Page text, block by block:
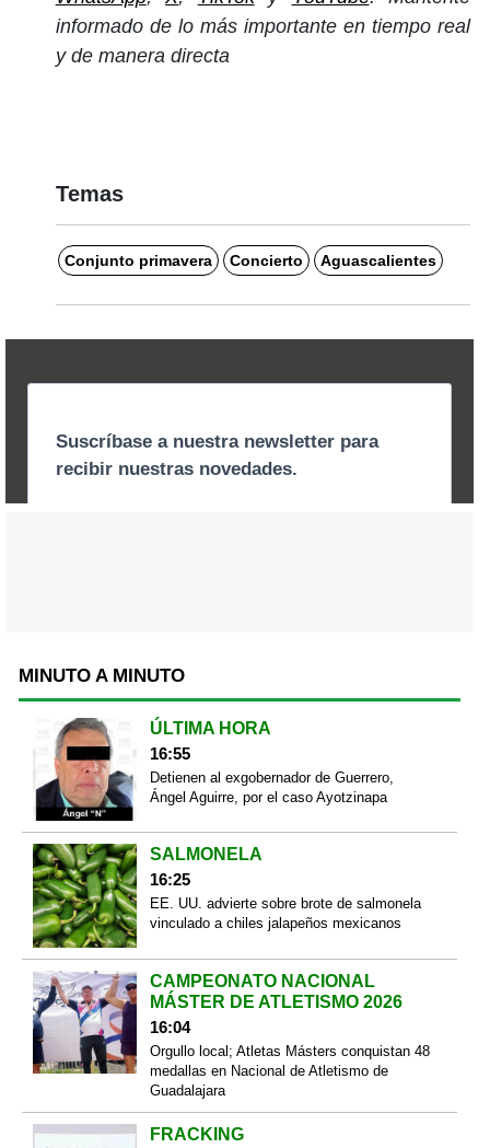
informado de lo más importante en tiempo real
y de manera directa
Temas
Conjunto primavera Concierto Aguascalientes
MINUTO A MINUTO
ÚLTIMA HORA
16:55
Detienen al exgobernador de Guerrero,
Ángel Aguirre, por el caso Ayotzinapa
SALMONELA
16:25
EE. UU. advierte sobre brote de salmonela
vinculado a chiles jalapeños mexicanos
CAMPEONATO NACIONAL
MÁSTER DE ATLETISMO 2026
16:04
Orgullo local; Atletas Másters conquistan 48
medallas en Nacional de Atletismo de
Guadalajara
FRACKING